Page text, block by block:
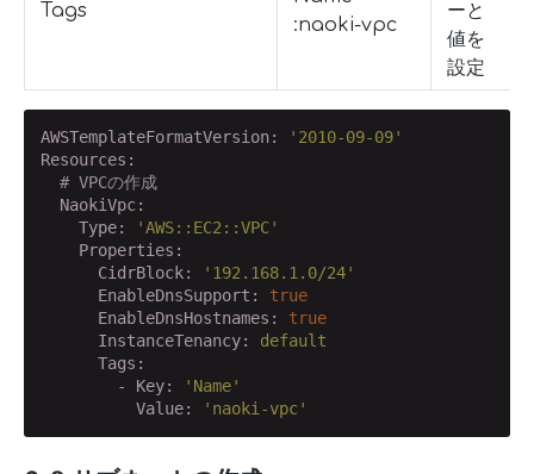
Tags
:naoki-vpc
ーと
値を
設定
AWSTemplateFormatVersion:
'2010-09-09'
Resources:
# VPCの作成
  NaokiVpc:
    Type:
'AWS::EC2::VPC'
    Properties:
      CidrBlock:
'192.168.1.0/24'
      EnableDnsSupport:
true
      EnableDnsHostnames:
true
      InstanceTenancy:
default
      Tags:
        - Key:
'Name'
          Value:
'naoki-vpc'